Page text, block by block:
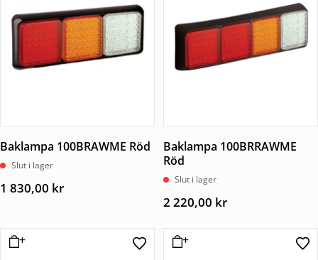
Baklampa 100BRAWME Röd
Slut i lager
1 830,00 kr
Baklampa 100BRRAWME
Röd
Slut i lager
2 220,00 kr